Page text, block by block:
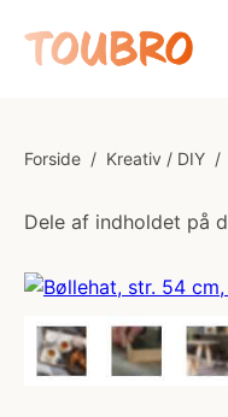
Forside / Kreativ / DIY /
Dele af indholdet på